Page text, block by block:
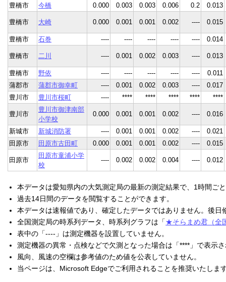
豊橋市 今橋 0.000 0.003 0.003 0.006 0.2 0.013
豊橋市 大崎 0.000 0.001 0.001 0.002 ---- 0.015
豊橋市 石巻 ---- ---- ---- ---- ---- 0.014
豊橋市 二川 ---- 0.001 0.002 0.003 ---- 0.013
豊橋市 野依 ---- ---- ---- ---- ----
0.011
蒲郡市
蒲郡市御幸町 ---- 0.001 0.002 0.003 ----
0.017
豊川市
豊川市桜町 ---- **** **** **** **** ****
豊川市
豊川市御津南部
小学校
0.000 0.001 0.001 0.002 ---- 0.016
新城市 新城消防署 ---- 0.001 0.001 0.002 ----
0.021
田原市
田原市古田町 0.000 0.001 0.001 0.002 ---- 0.015
田原市
田原市童浦小学
校
---- 0.002 0.002 0.004 ---- 0.012
本データは愛知県内の大気測定局の最新の測定結果で、1時間ご
過去14日間のデータを閲覧することができます。
本データは速報値であり、確定したデータではありません。後日
全国測定局の時系列データ、時系列グラフは「★そらまめ君（全
表中の「----」は測定機器を設置していません。
測定機器の異常・点検などで欠測となった場合は「****」で表示
風向、風速の空欄は参考値のため値を公表していません。
当ページは、Microsoft Edgeでご利用されることを推奨いたしま